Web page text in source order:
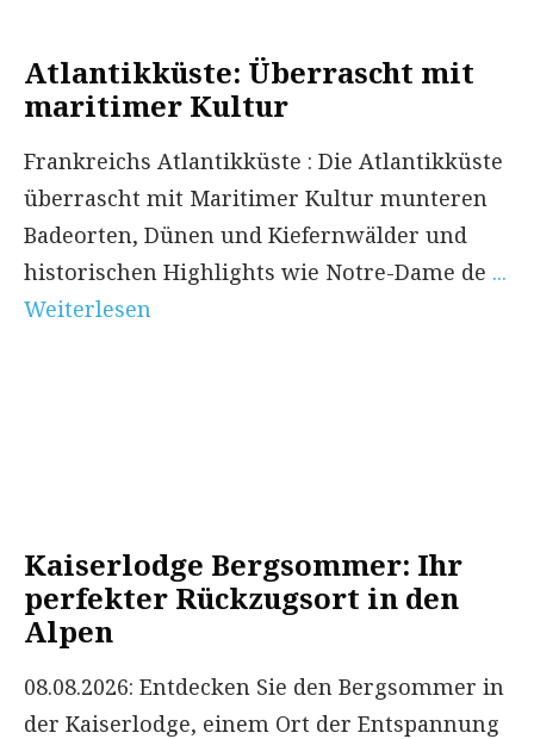
Atlantikküste: Überrascht mit
maritimer Kultur
Frankreichs Atlantikküste : Die Atlantikküste
überrascht mit Maritimer Kultur munteren
Badeorten, Dünen und Kiefernwälder und
historischen Highlights wie Notre-Dame de ...
Weiterlesen
Kaiserlodge Bergsommer: Ihr
perfekter Rückzugsort in den
Alpen
08.08.2026: Entdecken Sie den Bergsommer in
der Kaiserlodge, einem Ort der Entspannung